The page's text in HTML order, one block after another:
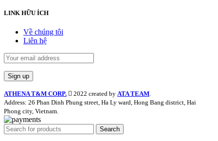
LINK HỮU ÍCH
Về chúng tôi
Liên hệ
ATHENA T&M CORP. 2022 created by ATA TEAM
Address: 26 Phan Dinh Phung street, Ha Ly ward, Hong Bang district, Hai
Phong city, Vietnam.
Search